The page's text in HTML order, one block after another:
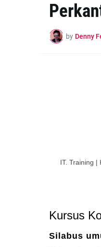
by Denny
IT. Training
Kursus
Silabus